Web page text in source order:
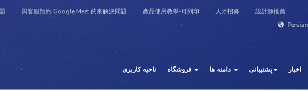
與客服預約 Google Meet 的來解決問題 產品使用教學-可列印 人才招募
設計師推薦
Persian
ناحیه کاربری پشتیبانی اخبار